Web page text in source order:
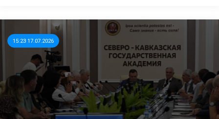
15:23 17.07.2026